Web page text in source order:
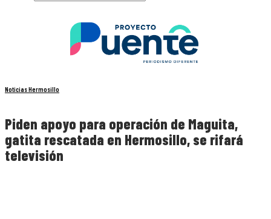
Noticias Hermosillo
Piden apoyo para operación de Maguita,
gatita rescatada en Hermosillo, se rifará
televisión